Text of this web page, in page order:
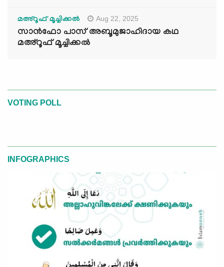
മഅ്റൂഫ് മൂച്ചിക്കല്‍ Aug 22, 2025
സാൻഫോ പാസ് അബൂമുജാഹിദായ കഥ
മഅ്റൂഫ് മൂച്ചിക്കല്‍
VOTING POLL
INFOGRAPHICS